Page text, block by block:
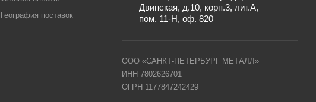
География поставок
Двинская, д.10, корп.3, лит.А,
пом. 11-Н, оф. 820
ООО «САНКТ-ПЕТЕРБУРГ МЕТАЛЛ»
ИНН 7802626701
ОГРН 1177847242429